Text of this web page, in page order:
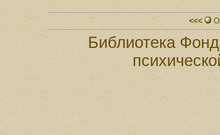
<<<
Библиотека